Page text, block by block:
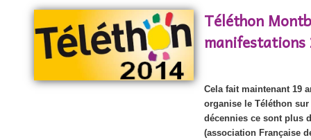
Téléthon
manifestations
Cela fait maintenant 19
organise le Téléthon
décennies ce sont plus
(association Française